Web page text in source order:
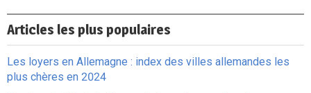
Articles les plus populaires
Les loyers en Allemagne : index des villes allemandes les
plus chères en 2024